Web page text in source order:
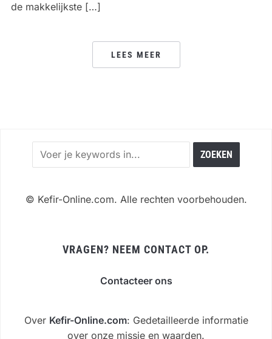
de makkelijkste […]
LEES MEER
© Kefir-Online.com. Alle rechten voorbehouden.
VRAGEN? NEEM CONTACT OP.
Contacteer ons
Over Kefir-Online.com: Gedetailleerde informatie
over onze missie en waarden.